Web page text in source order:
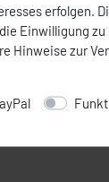
erfolgen.
Einwilligung
Hinweise zur